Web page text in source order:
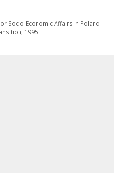
Socio-Economic Affairs in Poland
1995